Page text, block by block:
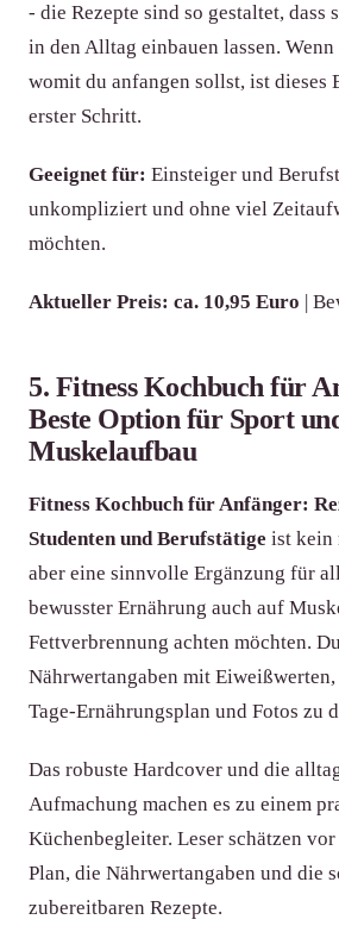
- die Rezepte sind so gestaltet, dass
in den Alltag einbauen lassen.
womit du anfangen sollst, ist dieses
erster Schritt.
Geeignet für: Einsteiger und
unkompliziert und ohne viel
möchten.
Aktueller Preis: ca. 10,95 Euro |
5. Fitness Kochbuch für
Beste Option für Sport
Muskelaufbau
Fitness Kochbuch für Anfänger:
Studenten und Berufstätige ist kein
aber eine sinnvolle Ergänzung für
bewusster Ernährung auch auf
Fettverbrennung achten möchten.
Nährwertangaben mit
Tage-Ernährungsplan und Fotos zu
Das robuste Hardcover und die
Aufmachung machen es zu einem
Küchenbegleiter. Leser schätzen
Plan, die Nährwertangaben und die
zubereitbaren Rezepte.